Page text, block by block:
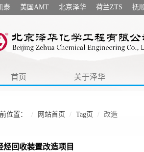
泰 美国AMT 北京泽华 荷兰ZTS 抚
首页 关于泽华
位置： 网站首页 Tag页 改造
烃回收装置改造项目